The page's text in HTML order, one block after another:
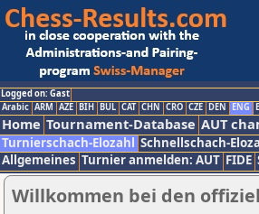
Logged on: Gast
Arabic ARM AZE BIH BUL CAT CHN CRO CZE DEN ENG
Home Tournament-Database AUT
Turnierschach-Elozahl Schnellschach-
Allgemeines Turnier anmelden: AUT FIDE
Willkommen bei den